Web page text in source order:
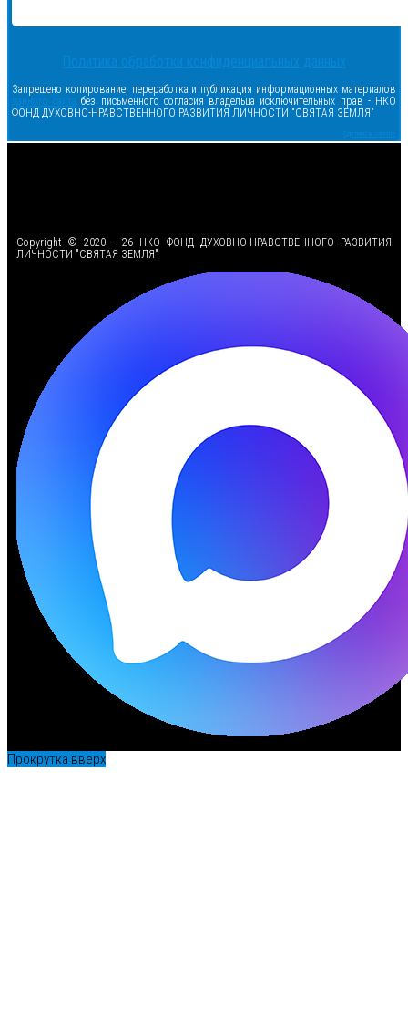
Политика обработки конфиденциальных данных
Запрещено копирование, переработка и публикация информационных материалов
данного сайта без письменного согласия владельца исключительных прав - НКО
ФОНД ДУХОВНО-НРАВСТВЕННОГО РАЗВИТИЯ ЛИЧНОСТИ "СВЯТАЯ ЗЕМЛЯ"
Сделано в samsite
Copyright © 2020 - 26 НКО ФОНД ДУХОВНО-НРАВСТВЕННОГО РАЗВИТИЯ
ЛИЧНОСТИ "СВЯТАЯ ЗЕМЛЯ"
Прокрутка вверх